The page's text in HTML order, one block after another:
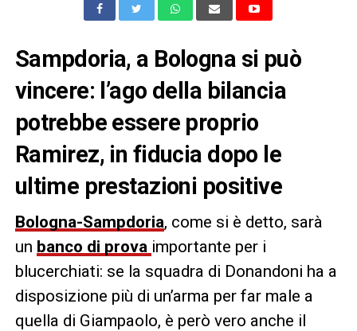
Sampdoria, a Bologna si può
vincere: l’ago della bilancia
potrebbe essere proprio
Ramirez, in fiducia dopo le
ultime prestazioni positive
Bologna-Sampdoria, come si è detto, sarà
un banco di prova importante per i
blucerchiati: se la squadra di Donandoni ha a
disposizione più di un’arma per far male a
quella di Giampaolo, è però vero anche il